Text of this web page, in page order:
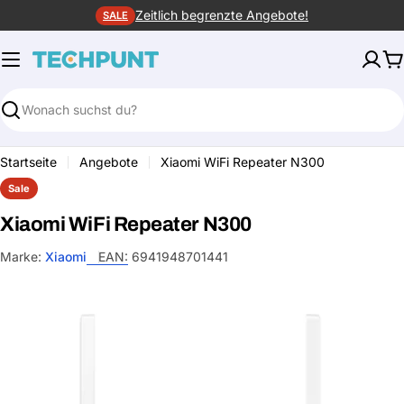
Inhalt
springen
SALE Zeitlich begrenzte Angebote!
Suchen
Startseite Angebote Xiaomi WiFi Repeater N300
Sale
Xiaomi WiFi Repeater N300
Marke: Xiaomi EAN: 6941948701441